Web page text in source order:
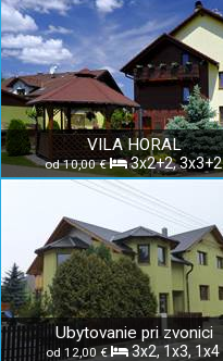
VILA HORAL
od 10,00 € 3x2+2, 3x3+2
Ubytovanie pri zvonici
od 12,00 € 3x2, 1x3, 1x4